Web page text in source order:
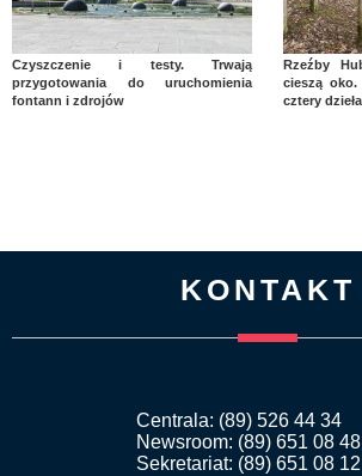
Czyszczenie i testy. Trwają
przygotowania do uruchomienia
fontann i zdrojów
Rzeźby
cieszą
cztery dzieła
KONTAKT
Centrala: (89) 526 44 34
Newsroom: (89) 651 08 48
Sekretariat: (89) 651 08 12